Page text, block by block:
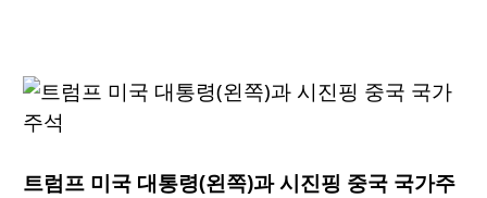
트럼프 미국 대통령(왼쪽)과 시진핑 중국 국가주